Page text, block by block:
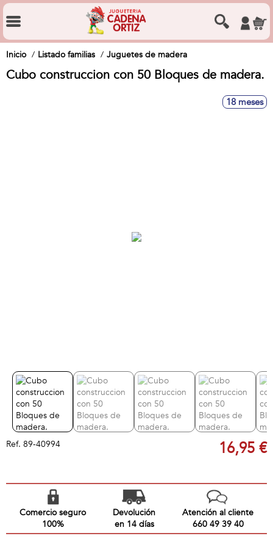
Inicio Listado familias Juguetes de madera
Cubo construccion con 50 Bloques de madera.
18 meses
Ref. 89-40994 16,95 €
Comercio seguro
100%
Devolución
en 14 días
Atención al cliente
660 49 39 40